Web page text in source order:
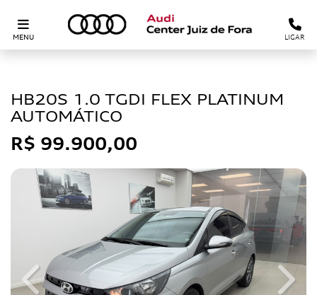
MENU LIGAR
HB20S 1.0 TGDI FLEX PLATINUM
AUTOMÁTICO
R$ 99.900,00
Previous Next